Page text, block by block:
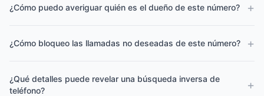
¿Cómo puedo averiguar quién es el dueño de este número? +
¿Cómo bloqueo las llamadas no deseadas de este número? +
¿Qué detalles puede revelar una búsqueda inversa de
teléfono?
+